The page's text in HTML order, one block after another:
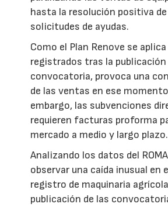
hasta la resolución positiva
solicitudes de ayudas.
Como el Plan Renove se
registrados tras la publicación
convocatoria, provoca una
de las ventas en ese
embargo, las subvenciones
requieren facturas proforma
mercado a medio y largo plazo.
Analizando los datos del
observar una caída inusual en
registro de maquinaria
publicación de las